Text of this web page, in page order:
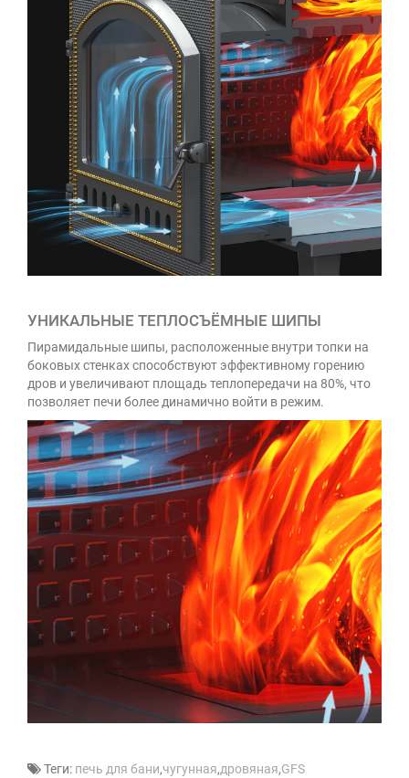
УНИКАЛЬНЫЕ ТЕПЛОСЪЁМНЫЕ ШИПЫ
Пирамидальные шипы, расположенные внутри топки на
боковых стенках способствуют эффективному горению
дров и увеличивают площадь теплопередачи на 80%, что
позволяет печи более динамично войти в режим.
Теги: печь для бани,чугунная,дровяная,GFS